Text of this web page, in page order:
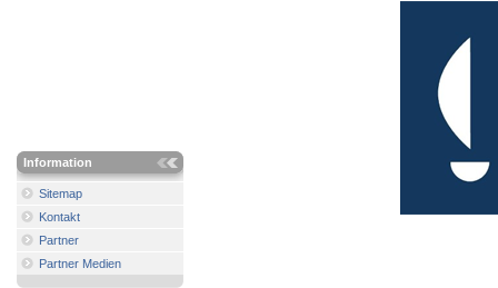
Information
Sitemap
Kontakt
Partner
Partner Medien